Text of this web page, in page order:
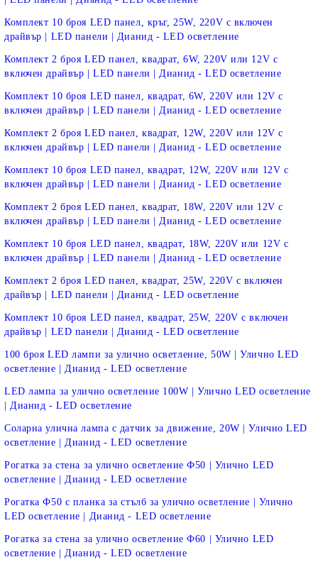
Комплект 10 броя LED панел, кръг, 25W, 220V с включен
драйвър | LED панели | Дианид - LED осветление
Комплект 2 броя LED панел, квадрат, 6W, 220V или 12V с
включен драйвър | LED панели | Дианид - LED осветление
Комплект 10 броя LED панел, квадрат, 6W, 220V или 12V с
включен драйвър | LED панели | Дианид - LED осветление
Комплект 2 броя LED панел, квадрат, 12W, 220V или 12V с
включен драйвър | LED панели | Дианид - LED осветление
Комплект 10 броя LED панел, квадрат, 12W, 220V или 12V с
включен драйвър | LED панели | Дианид - LED осветление
Комплект 2 броя LED панел, квадрат, 18W, 220V или 12V с
включен драйвър | LED панели | Дианид - LED осветление
Комплект 10 броя LED панел, квадрат, 18W, 220V или 12V с
включен драйвър | LED панели | Дианид - LED осветление
Комплект 2 броя LED панел, квадрат, 25W, 220V с включен
драйвър | LED панели | Дианид - LED осветление
Комплект 10 броя LED панел, квадрат, 25W, 220V с включен
драйвър | LED панели | Дианид - LED осветление
100 броя LED лампи за улично осветление, 50W | Улично LED
осветление | Дианид - LED осветление
LED лампа за улично осветление 100W | Улично LED осветление
| Дианид - LED осветление
Соларна улична лампа с датчик за движение, 20W | Улично LED
осветление | Дианид - LED осветление
Рогатка за стена за улично осветление Ф50 | Улично LED
осветление | Дианид - LED осветление
Рогатка Ф50 с планка за стълб за улично осветление | Улично
LED осветление | Дианид - LED осветление
Рогатка за стена за улично осветление Ф60 | Улично LED
осветление | Дианид - LED осветление